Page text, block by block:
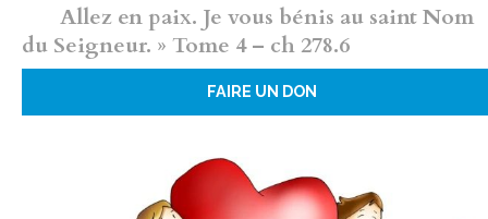
Allez en paix. Je vous bénis au saint Nom
du Seigneur. » Tome 4 – ch 278.6
FAIRE UN DON